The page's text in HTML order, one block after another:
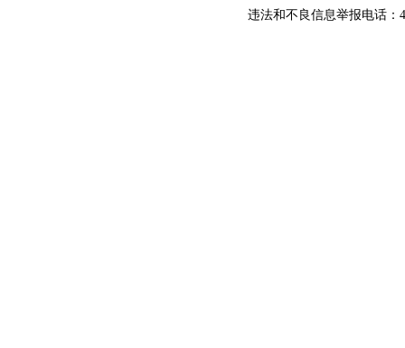
违法和不良信息举报电话